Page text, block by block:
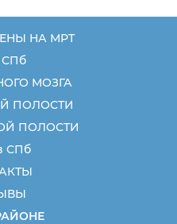
НА МРТ
СПб
МОЗГА
ПОЛОСТИ
ПОЛОСТИ
СПб